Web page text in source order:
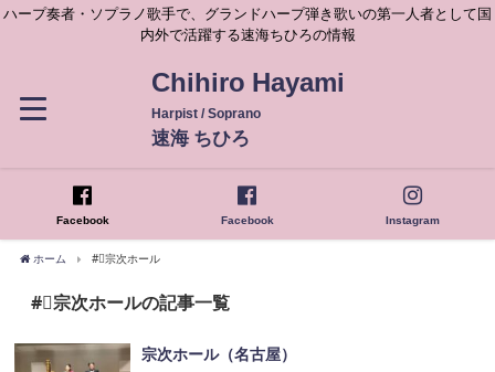
ハープ奏者・ソプラノ歌手で、グランドハープ弾き歌いの第一人者として国
内外で活躍する速海ちひろの情報
Chihiro Hayami
Harpist / Soprano
速海 ちひろ
Facebook Facebook Instagram
ホーム #⃣宗次ホール
#⃣宗次ホールの記事一覧
宗次ホール（名古屋）